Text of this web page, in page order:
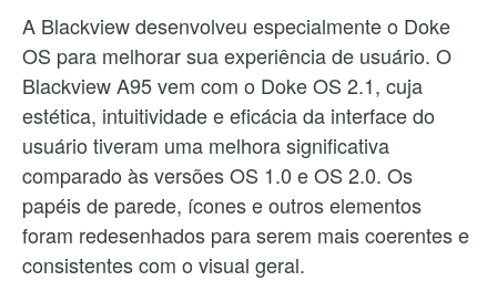
A Blackview desenvolveu especialmente o Doke
OS para melhorar sua experiência de usuário. O
Blackview A95 vem com o Doke OS 2.1, cuja
estética, intuitividade e eficácia da interface do
usuário tiveram uma melhora significativa
comparado às versões OS 1.0 e OS 2.0. Os
papéis de parede, ícones e outros elementos
foram redesenhados para serem mais coerentes e
consistentes com o visual geral.